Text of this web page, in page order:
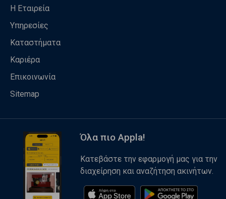
Η Εταιρεία
Υπηρεσίες
Καταστήματα
Καριέρα
Επικοινωνία
Sitemap
Όλα πιο Appla!
Κατεβάστε την εφαρμογή μας για την
διαχείρηση και αναζήτηση ακινήτων.